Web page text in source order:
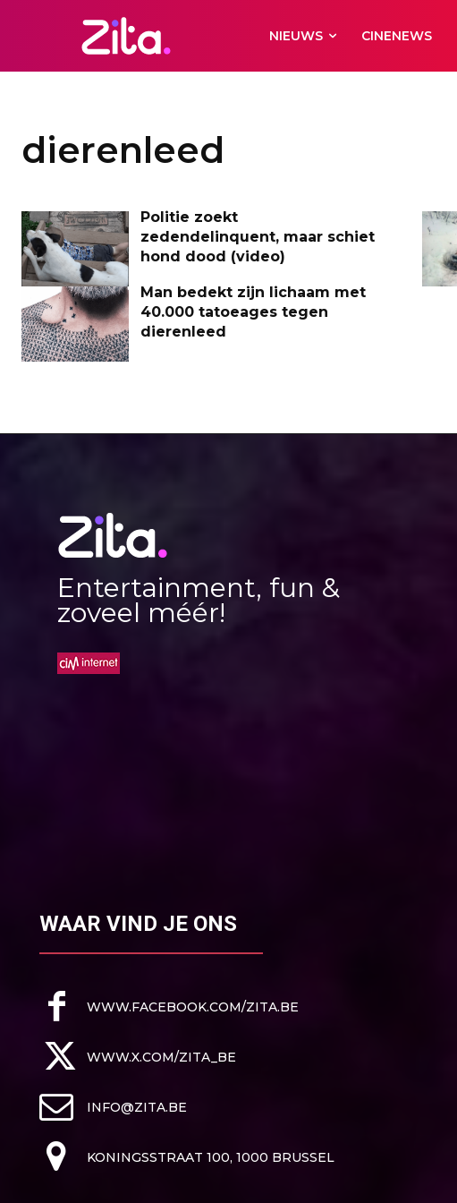
NIEUWS CINENEWS
dierenleed
Politie zoekt
zedendelinquent, maar schiet
hond dood (video)
Man bedekt zijn lichaam met
40.000 tatoeages tegen
dierenleed
Entertainment, fun &
zoveel méér!
WAAR VIND JE ONS
WWW.FACEBOOK.COM/ZITA.BE
WWW.X.COM/ZITA_BE
INFO@ZITA.BE
KONINGSSTRAAT 100, 1000 BRUSSEL